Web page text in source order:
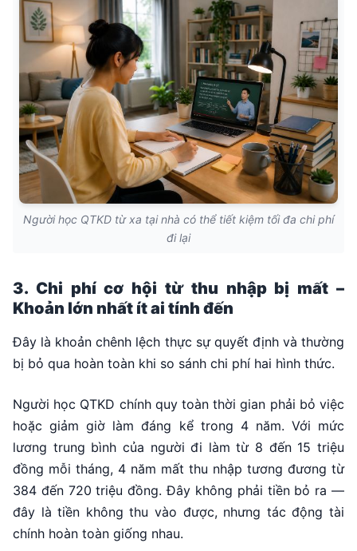
Người học QTKD từ xa tại nhà có thể tiết kiệm tối đa chi phí
đi lại
3. Chi phí cơ hội từ thu nhập bị mất –
Khoản lớn nhất ít ai tính đến
Đây là khoản chênh lệch thực sự quyết định và thường
bị bỏ qua hoàn toàn khi so sánh chi phí hai hình thức.
Người học QTKD chính quy toàn thời gian phải bỏ việc
hoặc giảm giờ làm đáng kể trong 4 năm. Với mức
lương trung bình của người đi làm từ 8 đến 15 triệu
đồng mỗi tháng, 4 năm mất thu nhập tương đương từ
384 đến 720 triệu đồng. Đây không phải tiền bỏ ra —
đây là tiền không thu vào được, nhưng tác động tài
chính hoàn toàn giống nhau.